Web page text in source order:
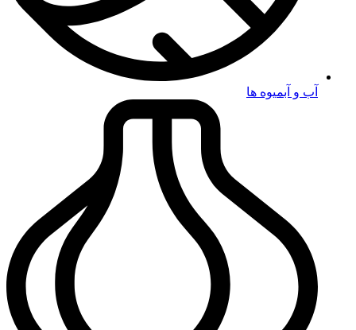
آب و آبمیوه ها